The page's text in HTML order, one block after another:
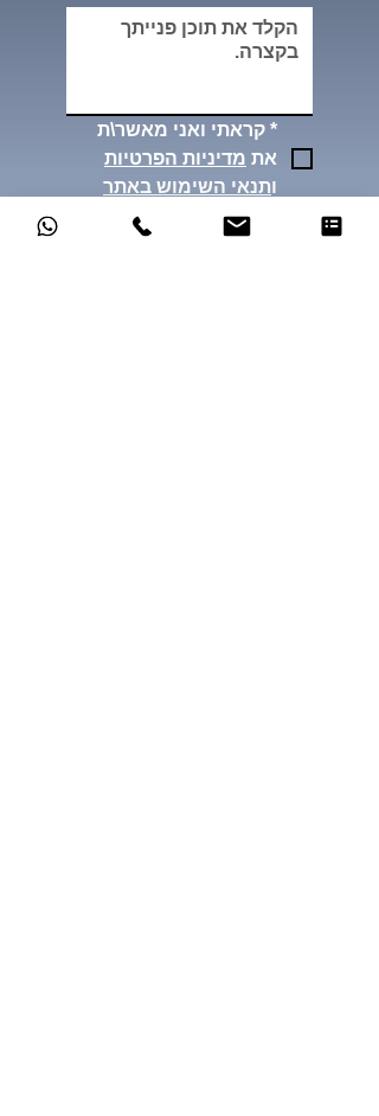
*
את מדיניות הפרטיות
ותנאי השימוש באתר
שליחה